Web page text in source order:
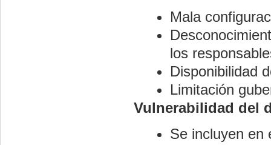
Mala
los
Disponibilidad
Limitación
Vulnerabilidad del
Se incluyen en